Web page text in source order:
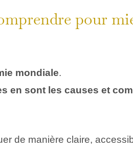
pour
mondiale.
en sont les causes et
de manière claire,